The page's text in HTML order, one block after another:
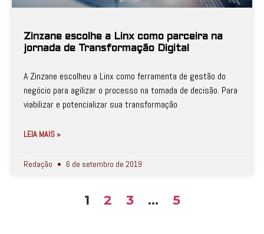
Zinzane escolhe a Linx como parceira na
jornada de Transformação Digital
A Zinzane escolheu a Linx como ferramenta de gestão do
negócio para agilizar o processo na tomada de decisão. Para
viabilizar e potencializar sua transformação
LEIA MAIS »
Redação 6 de setembro de 2019
1 2 3 … 5